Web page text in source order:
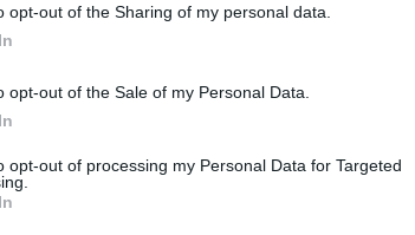
opt-out of the Sharing of my personal data.
opt-out of the Sale of my Personal Data.
opt-out of processing my Personal Data for Targeted
táncosai, népszerű revüi és az
A klub táncosait festményein a
Lautrec örökítette meg. 2001-ben az
állított maradandó emléket a mulatónak.